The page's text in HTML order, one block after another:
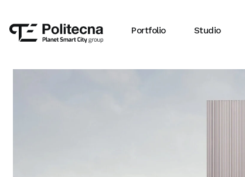
Portfolio Studio